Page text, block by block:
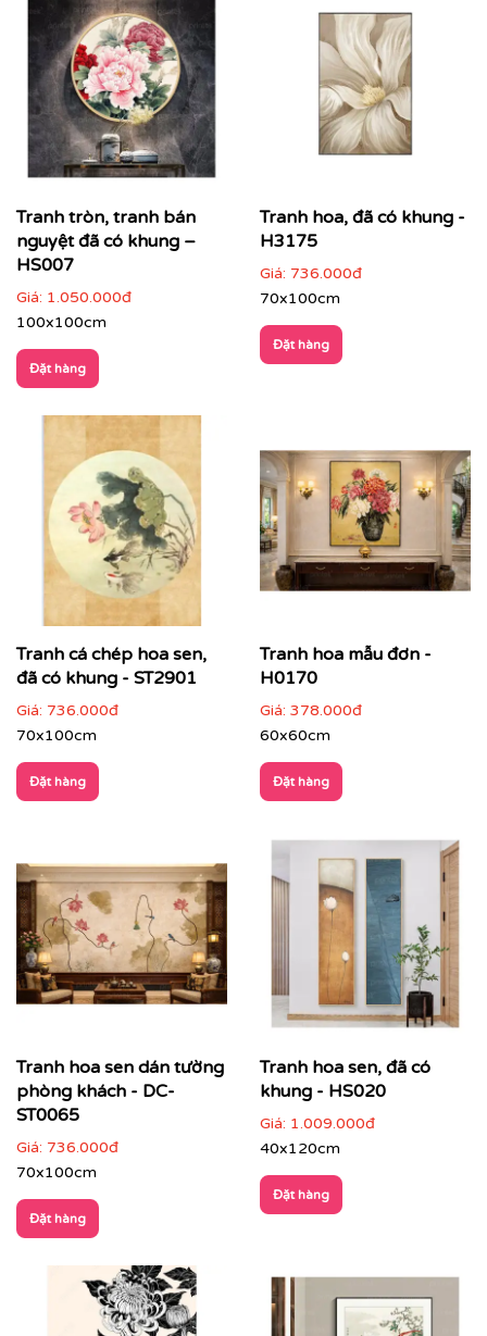
Tranh tròn, tranh bán
nguyệt đã có khung –
HS007
Giá: 1.050.000đ
100x100cm
Đặt hàng
Tranh hoa, đã có khung -
H3175
Giá: 736.000đ
70x100cm
Đặt hàng
Tranh cá chép hoa sen,
đã có khung - ST2901
Giá: 736.000đ
70x100cm
Đặt hàng
Tranh hoa mẫu đơn -
H0170
Giá: 378.000đ
60x60cm
Đặt hàng
Tranh hoa sen dán tường
phòng khách - DC-
ST0065
Giá: 736.000đ
70x100cm
Đặt hàng
Tranh hoa sen, đã có
khung - HS020
Giá: 1.009.000đ
40x120cm
Đặt hàng